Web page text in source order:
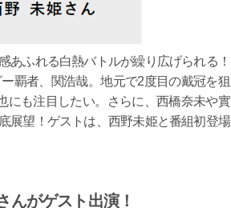
あふれる白熱バトルが繰り広げられる！
覇者、関浩哉。地元で2度目の戴冠を狙
にも注目したい。さらに、西橋奈未や實
展望！ゲストは、西野未姫と番組初登場
んがゲスト出演！